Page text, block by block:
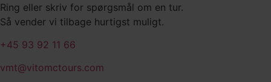
Ring eller skriv for spørgsmål om en tur.
Så vender vi tilbage hurtigst muligt.
+45 93 92 11 66
vmt@vitomctours.com